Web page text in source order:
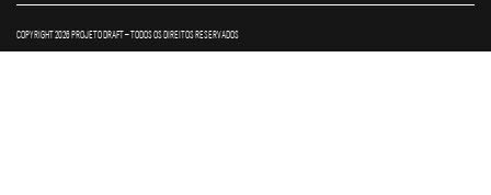
COPYRIGHT 2026 PROJETO DRAFT – TODOS OS DIREITOS RESERVADOS